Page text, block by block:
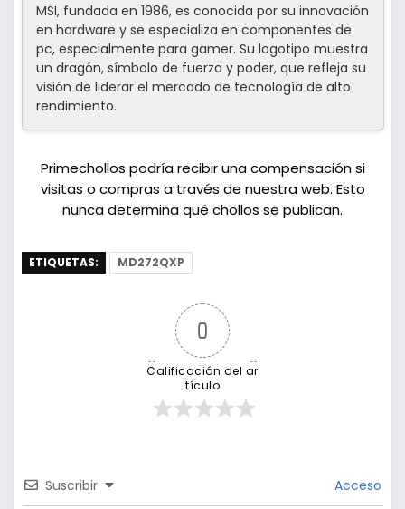
MSI, fundada en 1986, es conocida por su innovación
en hardware y se especializa en componentes de
pc, especialmente para gamer. Su logotipo muestra
un dragón, símbolo de fuerza y poder, que refleja su
visión de liderar el mercado de tecnología de alto
rendimiento.
Primechollos podría recibir una compensación si
visitas o compras a través de nuestra web. Esto
nunca determina qué chollos se publican.
ETIQUETAS: MD272QXP
0
Calificación del ar
tículo
Suscribir Acceso